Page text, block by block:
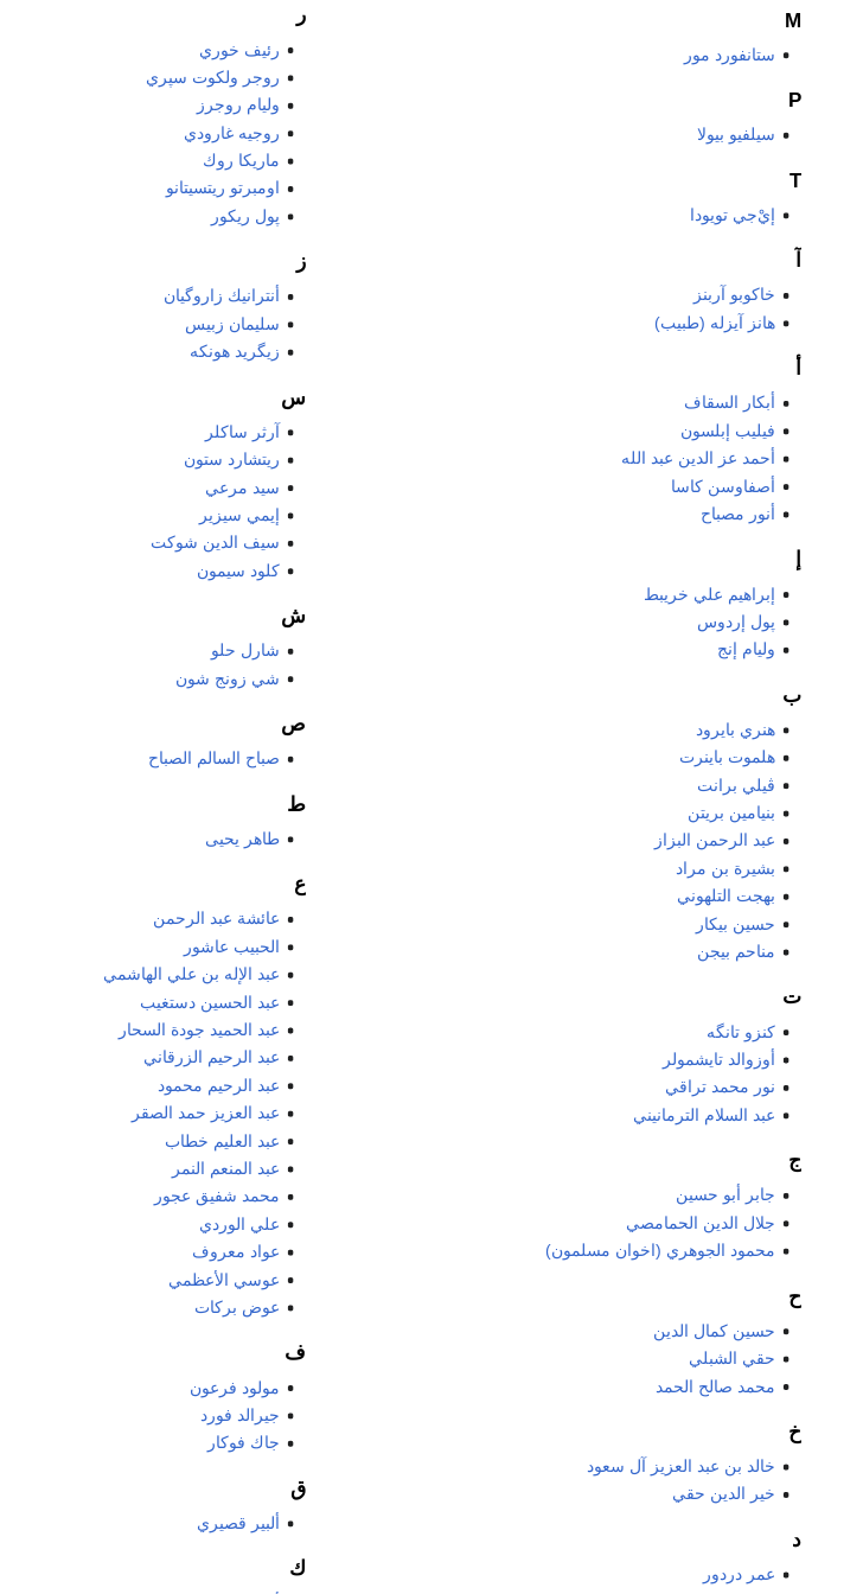
M
ستانفورد مور
P
سيلفيو بيولا
T
إيْ‌جي تويودا
خاكوبو آربنز
هانز آيزله (طبيب)
أبكار السقاف
فيليب إبلسون
أحمد عز الدين عبد الله
أصفاوسن كاسا
أنور مصباح
إ
إبراهيم علي خريبط
پول إردوس
وليام إنج
ب
هنري بايرود
هلموت باينرت
ڤيلي برانت
بنيامين بريتن
عبد الرحمن البزاز
بشيرة بن مراد
بهجت التلهوني
حسين بيكار
مناحم بيجن
ت
كنزو تانگه
أوزوالد تايشمولر
نور محمد تراقي
عبد السلام الترمانيني
ج
جابر أبو حسين
جلال الدين الحمامصي
محمود الجوهري (اخوان مسلمون)
ح
حسين كمال الدين
حقي الشبلي
محمد صالح الحمد
خ
خالد بن عبد العزيز آل سعود
خير الدين حقي
د
عمر دردور
ر
رئيف خوري
روجر ولكوت سپري
وليام روجرز
روجيه غارودي
ماريكا روك
اومبرتو ريتسيتانو
پول ريكور
ز
أنترانيك زاروگيان
سليمان زبيس
زيگريد هونكه
س
آرثر ساكلر
ريتشارد ستون
سيد مرعي
إيمي سيزير
سيف الدين شوكت
كلود سيمون
ش
شارل حلو
شي زونج شون
ص
صباح السالم الصباح
ط
طاهر يحيى
ع
عائشة عبد الرحمن
الحبيب عاشور
عبد الإله بن علي الهاشمي
عبد الحسين دستغيب
عبد الحميد جودة السحار
عبد الرحيم الزرقاني
عبد الرحيم محمود
عبد العزيز حمد الصقر
عبد العليم خطاب
عبد المنعم النمر
محمد شفيق عجور
علي الوردي
عواد معروف
عوسي الأعظمي
عوض بركات
ف
مولود فرعون
جيرالد فورد
جاك فوكار
ق
ألبير قصيري
ك